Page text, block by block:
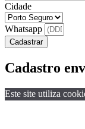
Cidade
Whatsapp
Cadastrar
Cadastro
Este site utiliza